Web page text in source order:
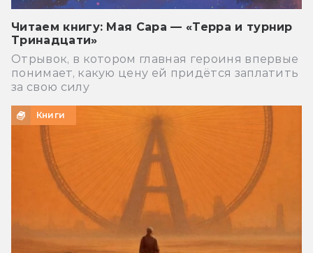
Читаем книгу: Мая Сара — «Терра и турнир
Тринадцати»
Отрывок, в котором главная героиня впервые
понимает, какую цену ей придётся заплатить
за свою силу
Книги